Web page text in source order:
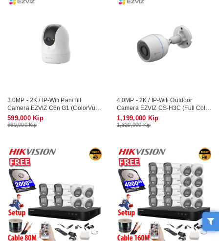
3.0MP - 2K / IP-Wifi Pan/Tilt
Camera EZVIZ C6n G1 (ColorVu,
Include Mic, Speaker)
599,000 Kip
660,000 Kip
4.0MP - 2K / IP-Wifi Outdoor
Camera EZVIZ CS-H3C (Full Color
/ Include Arlam LED, Mic, Speaker)
1,199,000 Kip
1,320,000 Kip